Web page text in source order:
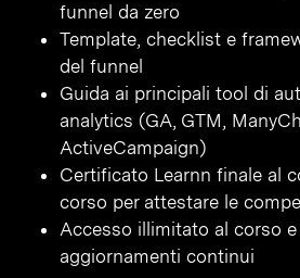
funnel da zero
Template, checklist e
del funnel
Guida ai principali tool di
analytics (GA, GTM,
ActiveCampaign)
Certificato Learnn finale al
corso per attestare le
Accesso illimitato al corso
aggiornamenti continui